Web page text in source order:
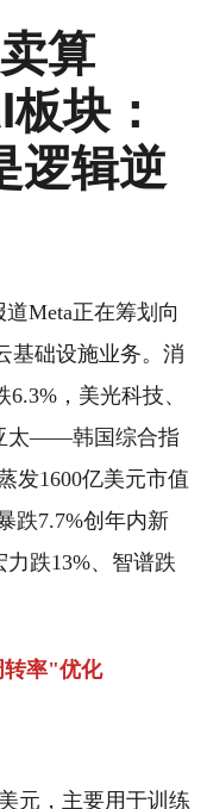
算
块：
逻辑逆
道Meta正在筹划向
基础设施业务。消
，美光科技、
太——韩国综合指
发1600亿美元市值
跌7.7%创年内新
跌13%、智谱跌
率"优化
元，主要用于训练